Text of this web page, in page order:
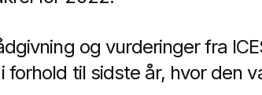
og vurderinger fra
til sidste år, hvor den